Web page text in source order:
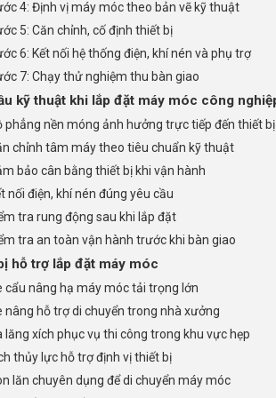
4: Định vị máy móc theo bản vẽ kỹ thuật
5: Căn chỉnh, cố định thiết bị
6: Kết nối hệ thống điện, khí nén và phụ trợ
7: Chạy thử nghiệm thu bàn giao
kỹ thuật khi lắp đặt máy móc công
phẳng nền móng ảnh hưởng trực tiếp đến thiết bị
chỉnh tâm máy theo tiêu chuẩn kỹ thuật
bảo cân bằng thiết bị khi vận hành
nối điện, khí nén đúng yêu cầu
tra rung động sau khi lắp đặt
tra an toàn vận hành trước khi bàn giao
hỗ trợ lắp đặt máy móc
cẩu nâng hạ máy móc tải trọng lớn
nâng hỗ trợ di chuyển trong nhà xưởng
lăng xích phục vụ thi công trong khu vực hẹp
thủy lực hỗ trợ định vị thiết bị
lăn chuyên dụng để di chuyển máy móc